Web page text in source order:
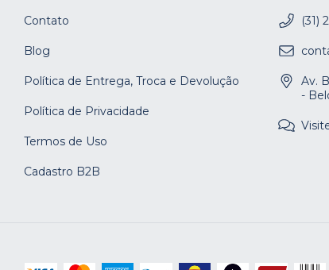
Contato
Blog
Política de Entrega, Troca e Devolução
Política de Privacidade
Termos de Uso
Cadastro B2B
(31)
Av.
-